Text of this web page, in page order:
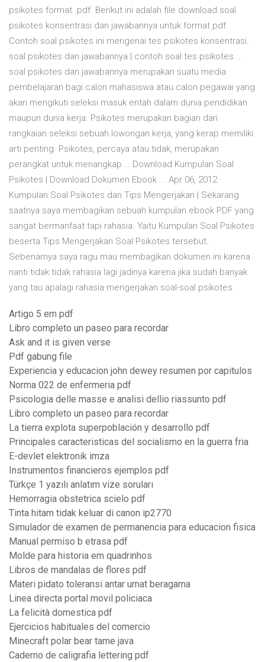
psikotes format .pdf. Berikut ini adalah file download soal
psikotes konsentrasi dan jawabannya untuk format pdf.
Contoh soal psikotes ini mengenai tes psikotes konsentrasi.
soal psikotes dan jawabannya | contoh soal tes psikotes ...
soal psikotes dan jawabannya merupakan suatu media
pembelajaran bagi calon mahasiswa atau calon pegawai yang
akan mengikuti seleksi masuk entah dalam dunia pendidikan
maupun dunia kerja. Psikotes merupakan bagian dari
rangkaian seleksi sebuah lowongan kerja, yang kerap memiliki
arti penting. Psikotes, percaya atau tidak, merupakan
perangkat untuk menangkap … Download Kumpulan Soal
Psikotes | Download Dokumen Ebook ... Apr 06, 2012 ·
Kumpulan Soal Psikotes dan Tips Mengerjakan | Sekarang
saatnya saya membagikan sebuah kumpulan ebook PDF yang
sangat bermanfaat tapi rahasia. Yaitu Kumpulan Soal Psikotes
beserta Tips Mengerjakan Soal Psikotes tersebut.
Sebenarnya saya ragu mau membagikan dokumen ini karena
nanti tidak tidak rahasia lagi jadinya karena jika sudah banyak
yang tau apalagi rahasia mengerjakan soal-soal psikotes
Artigo 5 em pdf
Libro completo un paseo para recordar
Ask and it is given verse
Pdf gabung file
Experiencia y educacion john dewey resumen por capitulos
Norma 022 de enfermeria pdf
Psicologia delle masse e analisi dellio riassunto pdf
Libro completo un paseo para recordar
La tierra explota superpoblación y desarrollo pdf
Principales caracteristicas del socialismo en la guerra fria
E-devlet elektronik imza
Instrumentos financieros ejemplos pdf
Türkçe 1 yazılı anlatım vize soruları
Hemorragia obstetrica scielo pdf
Tinta hitam tidak keluar di canon ip2770
Simulador de examen de permanencia para educacion fisica
Manual permiso b etrasa pdf
Molde para historia em quadrinhos
Libros de mandalas de flores pdf
Materi pidato toleransi antar umat beragama
Linea directa portal movil policiaca
La felicità domestica pdf
Ejercicios habituales del comercio
Minecraft polar bear tame java
Caderno de caligrafia lettering pdf